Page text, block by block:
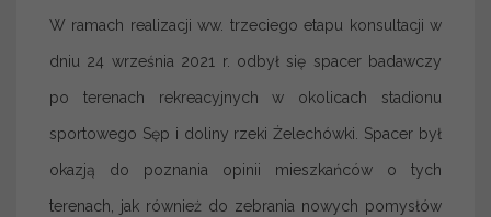
W ramach realizacji ww. trzeciego etapu konsultacji w
dniu 24 września 2021 r. odbył się spacer badawczy
po terenach rekreacyjnych w okolicach stadionu
sportowego Sęp i doliny rzeki Żelechówki. Spacer był
okazją do poznania opinii mieszkańców o tych
terenach, jak również do zebrania nowych pomysłów